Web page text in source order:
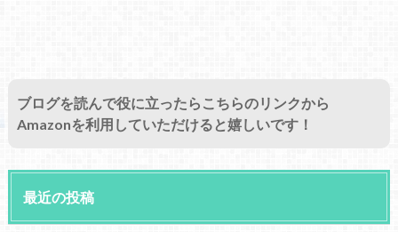
ブログを読んで役に立ったらこちらのリンクから
Amazonを利用していただけると嬉しいです！
最近の投稿